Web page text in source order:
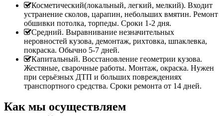
Косметический(локальный, легкий, мелкий). Входит
устранение сколов, царапин, небольших вмятин. Ремонт
обшивки потолка, торпеды. Сроки 1-2 дня.
Средний. Выравнивание незначительных
неровностей кузова, демонтаж, рихтовка, шпаклевка,
покраска. Обычно 5-7 дней.
Капитальный. Восстановление геометрии кузова.
Жестяные, сварочные работы. Монтаж, окраска. Нужен
при серьёзных ДТП и больших повреждениях
транспортного средства. Сроки ремонта от 14 дней.
Как мы осуществляем